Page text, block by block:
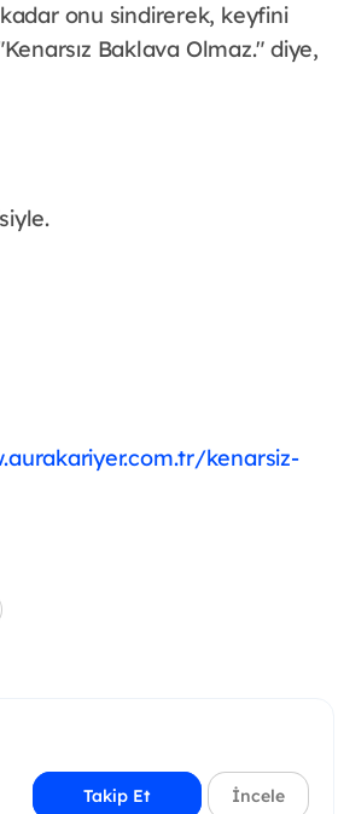
onu sindirerek, keyfini
Baklava Olmaz." diye,
kenarsiz-
Takip Et İncele